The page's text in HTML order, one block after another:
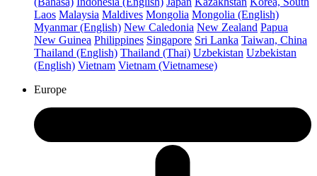
Laos Malaysia Maldives Mongolia Mongolia (English)
Myanmar (English) New Caledonia New Zealand Papua
New Guinea Philippines Singapore Sri Lanka Taiwan, China
Thailand (English) Thailand (Thai) Uzbekistan Uzbekistan
(English) Vietnam Vietnam (Vietnamese)
Europe